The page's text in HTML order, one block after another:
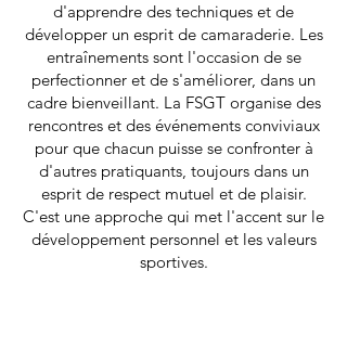
d'apprendre des techniques et de
développer un esprit de camaraderie. Les
entraînements sont l'occasion de se
perfectionner et de s'améliorer, dans un
cadre bienveillant. La FSGT organise des
rencontres et des événements conviviaux
pour que chacun puisse se confronter à
d'autres pratiquants, toujours dans un
esprit de respect mutuel et de plaisir.
C'est une approche qui met l'accent sur le
développement personnel et les valeurs
sportives.